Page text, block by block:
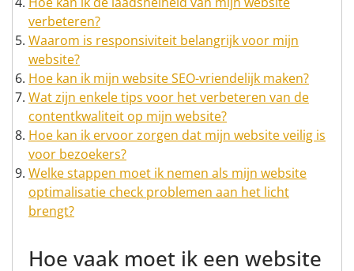
verbeteren?
Waarom is responsiviteit belangrijk voor mijn
website?
Hoe kan ik mijn website SEO-vriendelijk maken?
Wat zijn enkele tips voor het verbeteren van de
contentkwaliteit op mijn website?
Hoe kan ik ervoor zorgen dat mijn website veilig is
voor bezoekers?
Welke stappen moet ik nemen als mijn website
optimalisatie check problemen aan het licht
brengt?
Hoe vaak moet ik een website